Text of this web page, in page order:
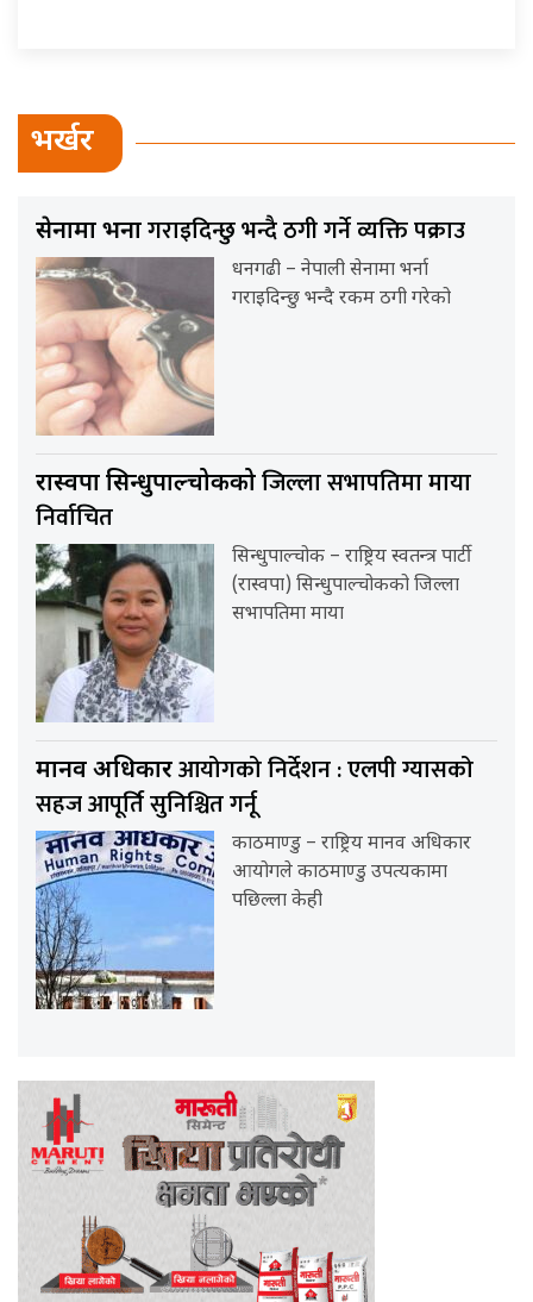
भर्खर
सेनामा भर्नागराइदिन्छु भन्दै ठगी गर्ने व्यक्ति पक्राउ
धनगढी – नेपाली सेनामा भर्ना
गराइदिन्छु भन्दै रकम ठगी गरेको
रास्वपा सिन्धुपाल्चोककोजिल्ला सभापतिमा माया
निर्वाचित
सिन्धुपाल्चोक – राष्ट्रिय स्वतन्त्र पार्टी
(रास्वपा) सिन्धुपाल्चोकको जिल्ला
सभापतिमा माया
मानव अधिकारआयोगको निर्देशन : एलपी ग्यासको
सहज आपूर्ति सुनिश्चित गर्नू
काठमाण्डु – राष्ट्रिय मानव अधिकार
आयोगले काठमाण्डु उपत्यकामा
पछिल्ला केही